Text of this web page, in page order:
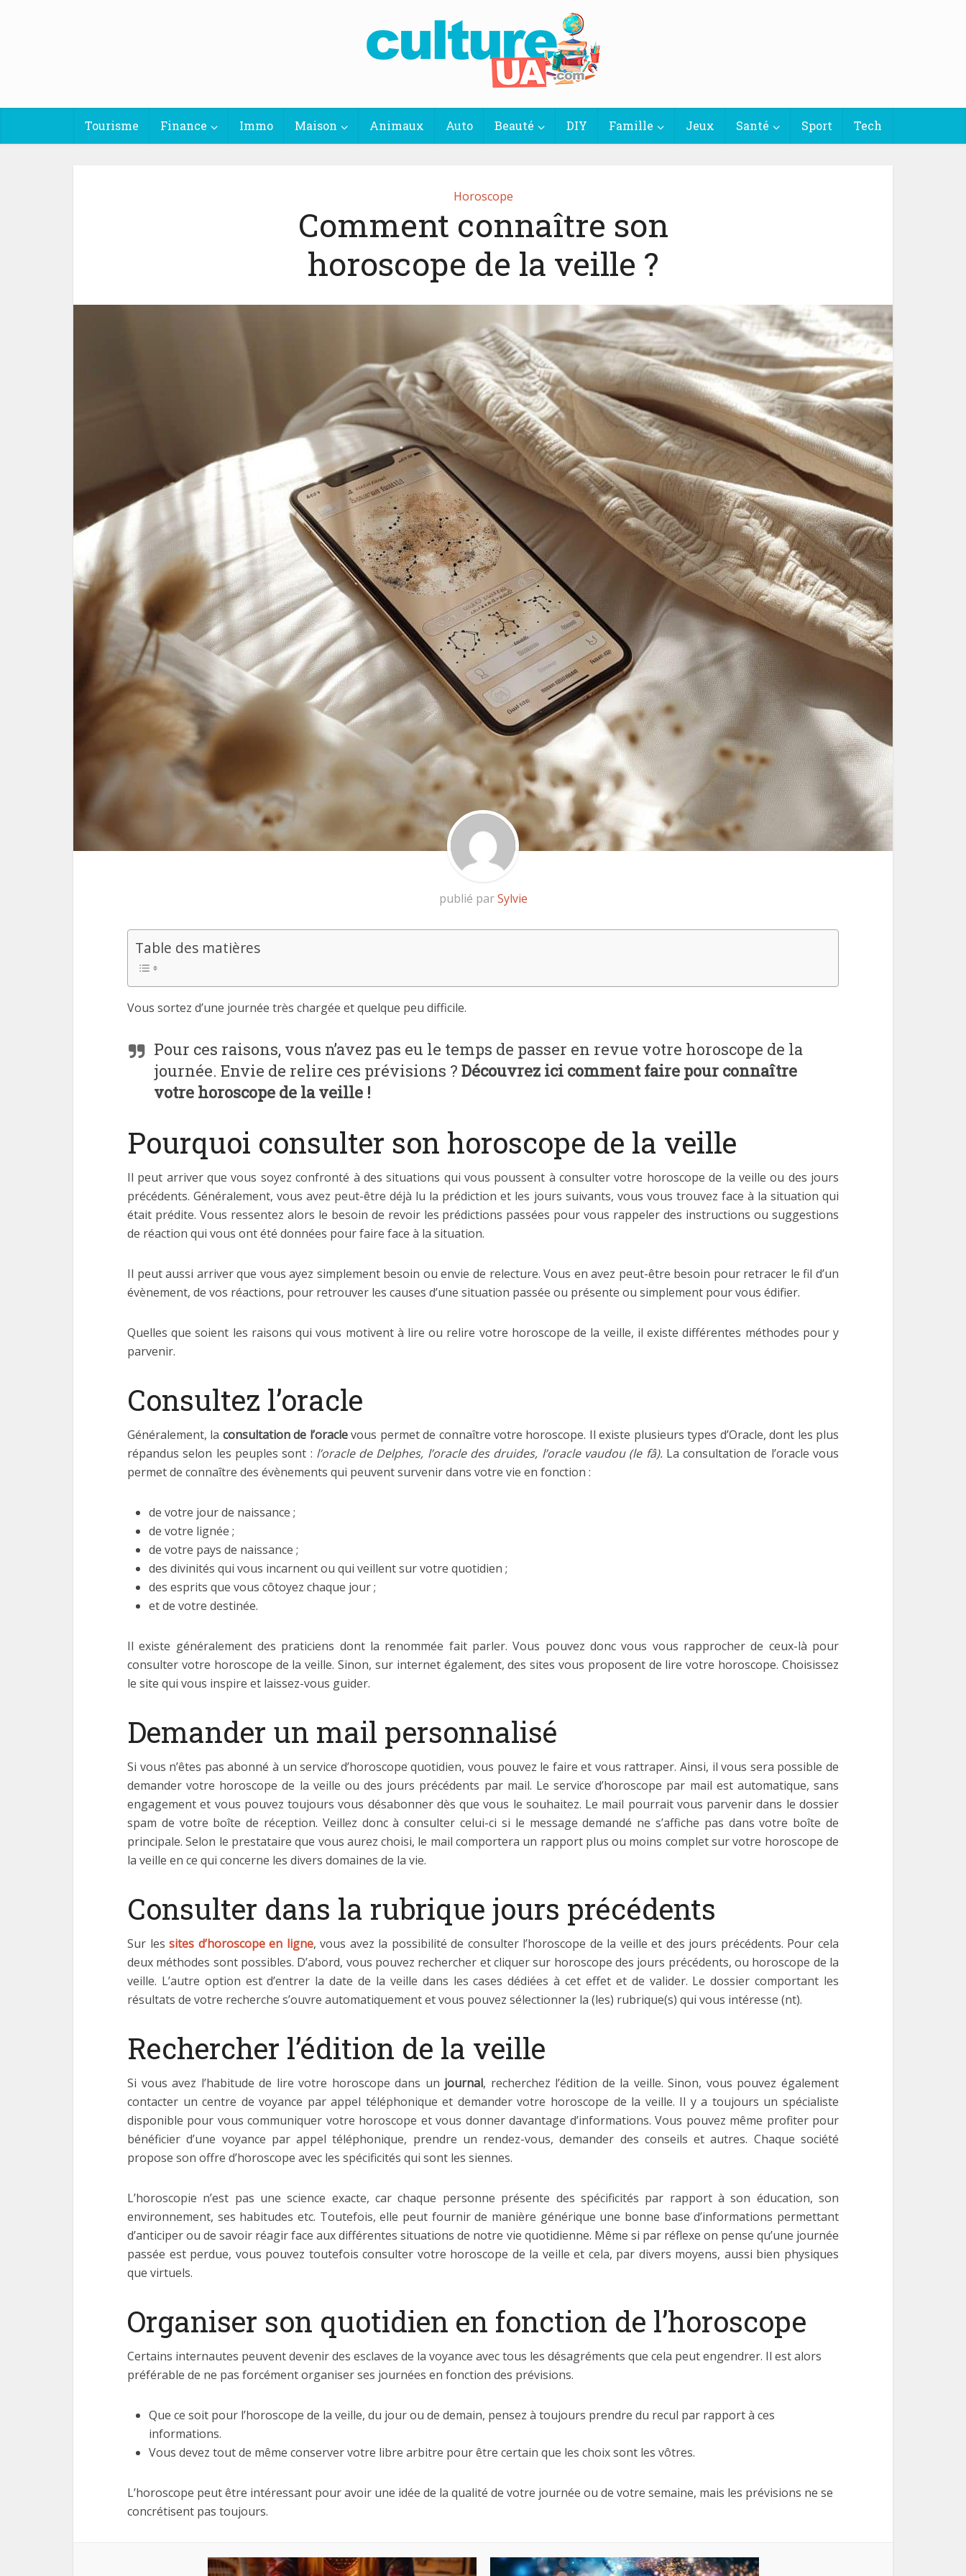
Tourisme Finance Immo Maison Animaux Auto Beauté DIY Famille Jeux Santé Sport Tech
Horoscope
Comment connaître son
horoscope de la veille ?
publié parSylvie
Table des matières
Vous sortez d’une journée très chargée et quelque peu difficile.
Pour ces raisons, vous n’avez pas eu le temps de passer en revue votre horoscope de la
journée. Envie de relire ces prévisions ? Découvrez ici comment faire pour connaître
votre horoscope de la veille !
Pourquoi consulter son horoscope de la veille
Il peut arriver que vous soyez confronté à des situations qui vous poussent à consulter votre horoscope de la veille ou des jours
précédents. Généralement, vous avez peut-être déjà lu la prédiction et les jours suivants, vous vous trouvez face à la situation qui
était prédite. Vous ressentez alors le besoin de revoir les prédictions passées pour vous rappeler des instructions ou suggestions
de réaction qui vous ont été données pour faire face à la situation.
Il peut aussi arriver que vous ayez simplement besoin ou envie de relecture. Vous en avez peut-être besoin pour retracer le fil d’un
évènement, de vos réactions, pour retrouver les causes d’une situation passée ou présente ou simplement pour vous édifier.
Quelles que soient les raisons qui vous motivent à lire ou relire votre horoscope de la veille, il existe différentes méthodes pour y
parvenir.
Consultez l’oracle
Généralement, la consultation de l’oraclevous permet de connaître votre horoscope. Il existe plusieurs types d’Oracle, dont les plus
répandus selon les peuples sont : l’oracle de Delphes, l’oracle des druides, l’oracle vaudou (le fâ).La consultation de l’oracle vous
permet de connaître des évènements qui peuvent survenir dans votre vie en fonction :
de votre jour de naissance ;
de votre lignée ;
de votre pays de naissance ;
des divinités qui vous incarnent ou qui veillent sur votre quotidien ;
des esprits que vous côtoyez chaque jour ;
et de votre destinée.
Il existe généralement des praticiens dont la renommée fait parler. Vous pouvez donc vous vous rapprocher de ceux-là pour
consulter votre horoscope de la veille. Sinon, sur internet également, des sites vous proposent de lire votre horoscope. Choisissez
le site qui vous inspire et laissez-vous guider.
Demander un mail personnalisé
Si vous n’êtes pas abonné à un service d’horoscope quotidien, vous pouvez le faire et vous rattraper. Ainsi, il vous sera possible de
demander votre horoscope de la veille ou des jours précédents par mail. Le service d’horoscope par mail est automatique, sans
engagement et vous pouvez toujours vous désabonner dès que vous le souhaitez. Le mail pourrait vous parvenir dans le dossier
spam de votre boîte de réception. Veillez donc à consulter celui-ci si le message demandé ne s’affiche pas dans votre boîte de
principale. Selon le prestataire que vous aurez choisi, le mail comportera un rapport plus ou moins complet sur votre horoscope de
la veille en ce qui concerne les divers domaines de la vie.
Consulter dans la rubrique jours précédents
Sur lessites d’horoscope en ligne, vous avez la possibilité de consulter l’horoscope de la veille et des jours précédents. Pour cela
deux méthodes sont possibles. D’abord, vous pouvez rechercher et cliquer sur horoscope des jours précédents, ou horoscope de la
veille. L’autre option est d’entrer la date de la veille dans les cases dédiées à cet effet et de valider. Le dossier comportant les
résultats de votre recherche s’ouvre automatiquement et vous pouvez sélectionner la (les) rubrique(s) qui vous intéresse (nt).
Rechercher l’édition de la veille
Si vous avez l’habitude de lire votre horoscope dans un journal, recherchez l’édition de la veille. Sinon, vous pouvez également
contacter un centre de voyance par appel téléphonique et demander votre horoscope de la veille. Il y a toujours un spécialiste
disponible pour vous communiquer votre horoscope et vous donner davantage d’informations. Vous pouvez même profiter pour
bénéficier d’une voyance par appel téléphonique, prendre un rendez-vous, demander des conseils et autres. Chaque société
propose son offre d’horoscope avec les spécificités qui sont les siennes.
L’horoscopie n’est pas une science exacte, car chaque personne présente des spécificités par rapport à son éducation, son
environnement, ses habitudes etc. Toutefois, elle peut fournir de manière générique une bonne base d’informations permettant
d’anticiper ou de savoir réagir face aux différentes situations de notre vie quotidienne. Même si par réflexe on pense qu’une journée
passée est perdue, vous pouvez toutefois consulter votre horoscope de la veille et cela, par divers moyens, aussi bien physiques
que virtuels.
Organiser son quotidien en fonction de l’horoscope
Certains internautes peuvent devenir des esclaves de la voyance avec tous les désagréments que cela peut engendrer. Il est alors
préférable de ne pas forcément organiser ses journées en fonction des prévisions.
Que ce soit pour l’horoscope de la veille, du jour ou de demain, pensez à toujours prendre du recul par rapport à ces
informations.
Vous devez tout de même conserver votre libre arbitre pour être certain que les choix sont les vôtres.
L’horoscope peut être intéressant pour avoir une idée de la qualité de votre journée ou de votre semaine, mais les prévisions ne se
concrétisent pas toujours.